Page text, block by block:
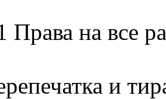
Права на все
и